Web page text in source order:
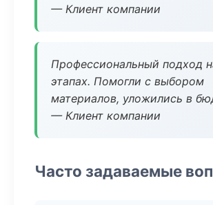
— Клиент компании
Профессиональный подход
этапах. Помогли с выбором
материалов, уложились в
— Клиент компании
Часто задаваемые